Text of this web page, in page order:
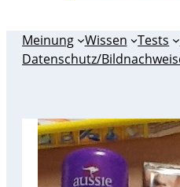
Meinung Wissen Tests
Datenschutz/